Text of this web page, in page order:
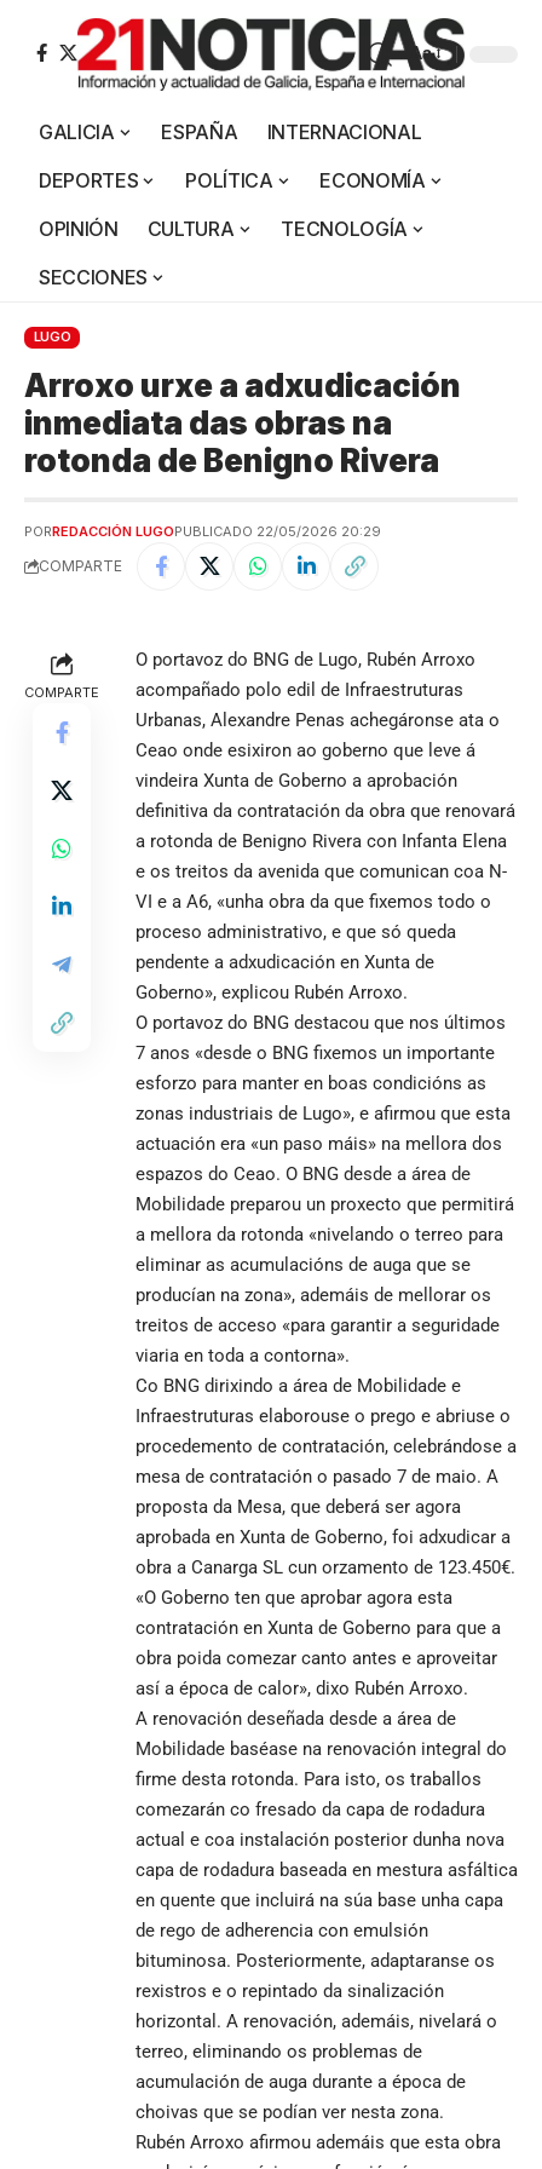
Aa
GALICIA ESPAÑA
INTERNACIONAL
DEPORTES
POLÍTICA
ECONOMÍA
OPINIÓN
CULTURA
TECNOLOGÍA
SECCIONES
LUGO
Arroxo urxe a adxudicación
inmediata das obras na
rotonda de Benigno Rivera
PORREDACCIÓN LUGOPUBLICADO 22/05/2026 20:29
COMPARTE
COMPARTE
O portavoz do BNG de Lugo, Rubén Arroxo
acompañado polo edil de Infraestruturas
Urbanas, Alexandre Penas achegáronse ata o
Ceao onde esixiron ao goberno que leve á
vindeira Xunta de Goberno a aprobación
definitiva da contratación da obra que renovará
a rotonda de Benigno Rivera con Infanta Elena
e os treitos da avenida que comunican coa N-
VI e a A6, «unha obra da que fixemos todo o
proceso administrativo, e que só queda
pendente a adxudicación en Xunta de
Goberno», explicou Rubén Arroxo.
O portavoz do BNG destacou que nos últimos
7 anos «desde o BNG fixemos un importante
esforzo para manter en boas condicións as
zonas industriais de Lugo», e afirmou que esta
actuación era «un paso máis» na mellora dos
espazos do Ceao. O BNG desde a área de
Mobilidade preparou un proxecto que permitirá
a mellora da rotonda «nivelando o terreo para
eliminar as acumulacións de auga que se
producían na zona», ademáis de mellorar os
treitos de acceso «para garantir a seguridade
viaria en toda a contorna».
Co BNG dirixindo a área de Mobilidade e
Infraestruturas elaborouse o prego e abriuse o
procedemento de contratación, celebrándose a
mesa de contratación o pasado 7 de maio. A
proposta da Mesa, que deberá ser agora
aprobada en Xunta de Goberno, foi adxudicar a
obra a Canarga SL cun orzamento de 123.450€.
«O Goberno ten que aprobar agora esta
contratación en Xunta de Goberno para que a
obra poida comezar canto antes e aproveitar
así a época de calor», dixo Rubén Arroxo.
A renovación deseñada desde a área de
Mobilidade baséase na renovación integral do
firme desta rotonda. Para isto, os traballos
comezarán co fresado da capa de rodadura
actual e coa instalación posterior dunha nova
capa de rodadura baseada en mestura asfáltica
en quente que incluirá na súa base unha capa
de rego de adherencia con emulsión
bituminosa. Posteriormente, adaptaranse os
rexistros e o repintado da sinalización
horizontal. A renovación, ademáis, nivelará o
terreo, eliminando os problemas de
acumulación de auga durante a época de
choivas que se podían ver nesta zona.
Rubén Arroxo afirmou ademáis que esta obra